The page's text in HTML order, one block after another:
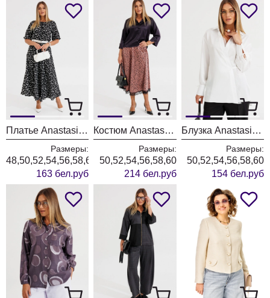
Платье Anastasia 1237-3 черный
Размеры:
48,50,52,54,56,58,60
163 бел.руб
Костюм Anastasia 1394 черный + розовое золото
Размеры:
50,52,54,56,58,60
214 бел.руб
Блузка Anastasia 1342 белый
Размеры:
50,52,54,56,58,60
154 бел.руб